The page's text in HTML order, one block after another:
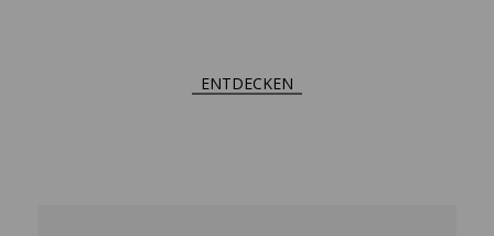
ENTDECKEN